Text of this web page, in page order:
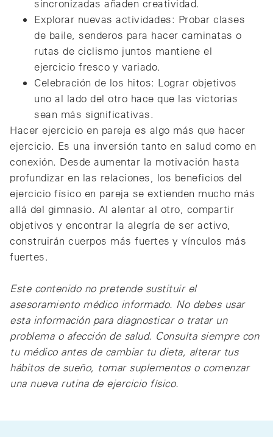
sincronizadas añaden creatividad.
Explorar nuevas actividades: Probar clases
de baile, senderos para hacer caminatas o
rutas de ciclismo juntos mantiene el
ejercicio fresco y variado.
Celebración de los hitos: Lograr objetivos
uno al lado del otro hace que las victorias
sean más significativas.
Hacer ejercicio en pareja es algo más que hacer
ejercicio. Es una inversión tanto en salud como en
conexión. Desde aumentar la motivación hasta
profundizar en las relaciones, los beneficios del
ejercicio físico en pareja se extienden mucho más
allá del gimnasio. Al alentar al otro, compartir
objetivos y encontrar la alegría de ser activo,
construirán cuerpos más fuertes y vínculos más
fuertes.
Este contenido no pretende sustituir el
asesoramiento médico informado. No debes usar
esta información para diagnosticar o tratar un
problema o afección de salud. Consulta siempre con
tu médico antes de cambiar tu dieta, alterar tus
hábitos de sueño, tomar suplementos o comenzar
una nueva rutina de ejercicio físico.